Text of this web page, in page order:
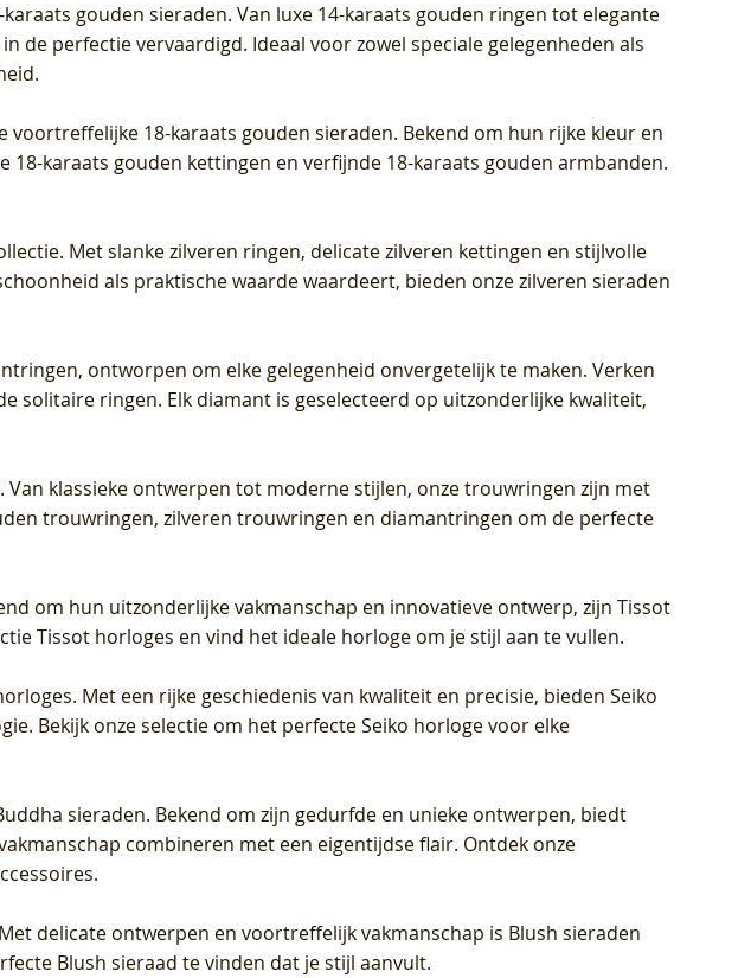
gouden sieraden. Van luxe 14-karaats gouden ringen tot elegante
de perfectie vervaardigd. Ideaal voor zowel speciale gelegenheden als
voortreffelijke 18-karaats gouden sieraden. Bekend om hun rijke kleur en
karaats gouden kettingen en verfijnde 18-karaats gouden armbanden.
Met slanke zilveren ringen, delicate zilveren kettingen en stijlvolle
als praktische waarde waardeert, bieden onze zilveren sieraden
ontworpen om elke gelegenheid onvergetelijk te maken. Verken
solitaire ringen. Elk diamant is geselecteerd op uitzonderlijke kwaliteit,
klassieke ontwerpen tot moderne stijlen, onze trouwringen zijn met
trouwringen, zilveren trouwringen en diamantringen om de perfecte
om hun uitzonderlijke vakmanschap en innovatieve ontwerp, zijn Tissot
Tissot horloges en vind het ideale horloge om je stijl aan te vullen.
Met een rijke geschiedenis van kwaliteit en precisie, bieden Seiko
Bekijk onze selectie om het perfecte Seiko horloge voor elke
sieraden. Bekend om zijn gedurfde en unieke ontwerpen, biedt
combineren met een eigentijdse flair. Ontdek onze
delicate ontwerpen en voortreffelijk vakmanschap is Blush sieraden
Blush sieraad te vinden dat je stijl aanvult.